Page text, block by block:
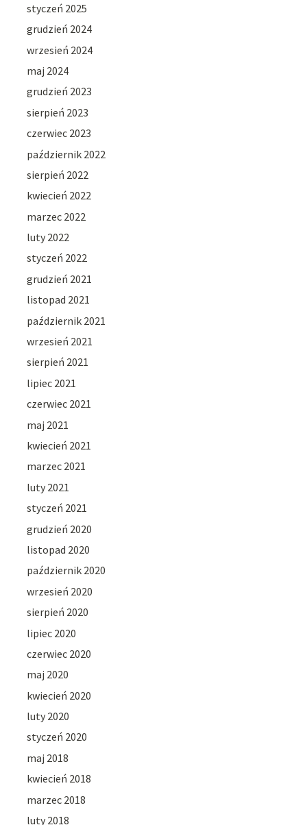
styczeń 2025
grudzień 2024
wrzesień 2024
maj 2024
grudzień 2023
sierpień 2023
czerwiec 2023
październik 2022
sierpień 2022
kwiecień 2022
marzec 2022
luty 2022
styczeń 2022
grudzień 2021
listopad 2021
październik 2021
wrzesień 2021
sierpień 2021
lipiec 2021
czerwiec 2021
maj 2021
kwiecień 2021
marzec 2021
luty 2021
styczeń 2021
grudzień 2020
listopad 2020
październik 2020
wrzesień 2020
sierpień 2020
lipiec 2020
czerwiec 2020
maj 2020
kwiecień 2020
luty 2020
styczeń 2020
maj 2018
kwiecień 2018
marzec 2018
luty 2018